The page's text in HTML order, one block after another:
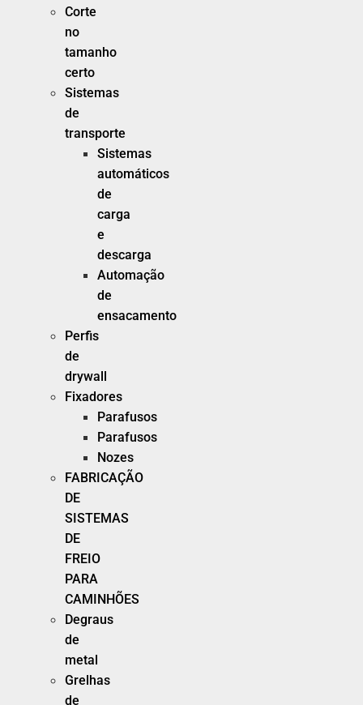
Corte
no
tamanho
certo
Sistemas
de
transporte
Sistemas
automáticos
de
carga
e
descarga
Automação
de
ensacamento
Perfis
de
drywall
Fixadores
Parafusos
Parafusos
Nozes
FABRICAÇÃO
DE
SISTEMAS
DE
FREIO
PARA
CAMINHÕES
Degraus
de
metal
Grelhas
de